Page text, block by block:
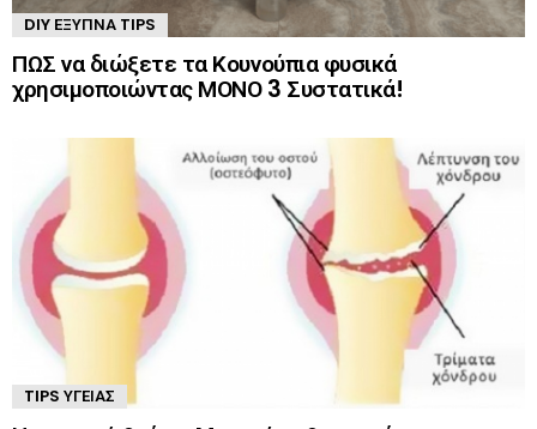
DIY ΈΞΥΠΝΑ TIPS
ΠΩΣ να διώξετε τα Κουνούπια φυσικά
χρησιμοποιώντας ΜΟΝΟ 3 Συστατικά!
TIPS ΥΓΕΊΑΣ